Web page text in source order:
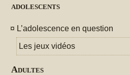
adolescents
¤ L’adolescence en question
Les jeux vidéos
Adultes